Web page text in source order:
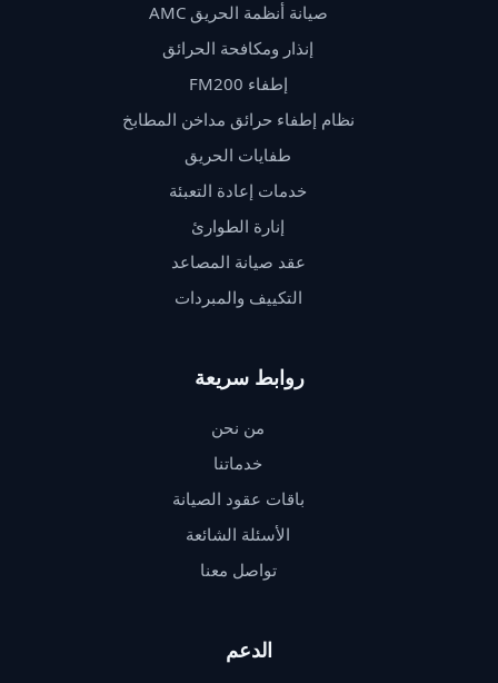
صيانة أنظمة الحريق AMC
إنذار ومكافحة الحرائق
إطفاء FM200
نظام إطفاء حرائق مداخن المطابخ
طفايات الحريق
خدمات إعادة التعبئة
إنارة الطوارئ
عقد صيانة المصاعد
التكييف والمبردات
روابط سريعة
من نحن
خدماتنا
باقات عقود الصيانة
الأسئلة الشائعة
تواصل معنا
الدعم